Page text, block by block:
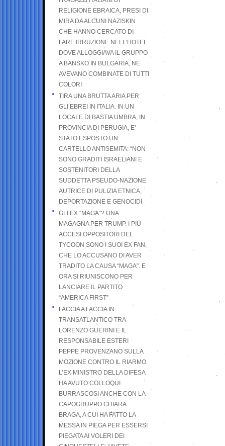
RELIGIONE EBRAICA, PRESI DI
MIRA DA ALCUNI NAZISKIN
CHE HANNO CERCATO DI
FARE IRRUZIONE NELL’HOTEL
DOVE ALLOGGIAVA IL GRUPPO
A BANSKO IN BULGARIA, NE
AVEVANO COMBINATE DI TUTTI
COLORI
TIRA UNA BRUTTA ARIA PER
GLI EBREI IN ITALIA. IN UN
LOCALE DI BASTIA UMBRA, IN
PROVINCIA DI PERUGIA, E’
STATO ESPOSTO UN
CARTELLO ANTISEMITA: “NON
SONO GRADITI ISRAELIANI E
SOSTENITORI DELLA
SUDDETTA PSEUDO-NAZIONE
AUTRICE DI PULIZIA ETNICA,
DEPORTAZIONE E GENOCIDI
GLI EX “MAGA”? UNA
MAGAGNA PER TRUMP. I PIÙ
ACCESI OPPOSITORI DEL
TYCOON SONO I SUOI EX FAN,
CHE LO ACCUSANO DI AVER
TRADITO LA CAUSA “MAGA”. E
ORA SI RIUNISCONO PER
LANCIARE IL PARTITO
“AMERICA FIRST”
FACCIA A FACCIA IN
TRANSATLANTICO TRA
LORENZO GUERINI E IL
RESPONSABILE ESTERI
PEPPE PROVENZANO SULLA
MOZIONE CONTRO IL RIARMO.
L’EX MINISTRO DELLA DIFESA
HA AVUTO COLLOQUI
BURRASCOSI ANCHE CON LA
CAPOGRUPPO CHIARA
BRAGA, A CUI HA FATTO LA
MESSA IN PIEGA PER ESSERSI
PIEGATA AI VOLERI DEI